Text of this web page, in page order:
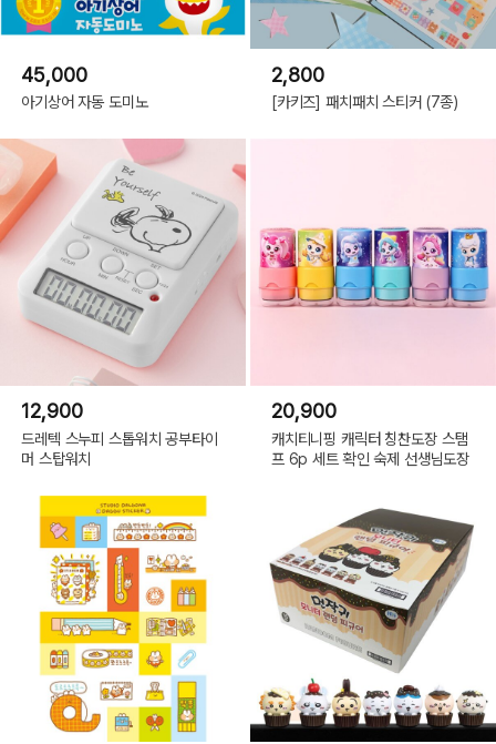
45,000
아기상어 자동 도미노
2,800
[카키즈] 패치패치 스티커 (7종)
12,900
드레텍 스누피 스톱워치 공부타이
머 스탑워치
20,900
캐치티니핑 캐릭터 칭찬도장 스탬
프 6p 세트 확인 숙제 선생님도장